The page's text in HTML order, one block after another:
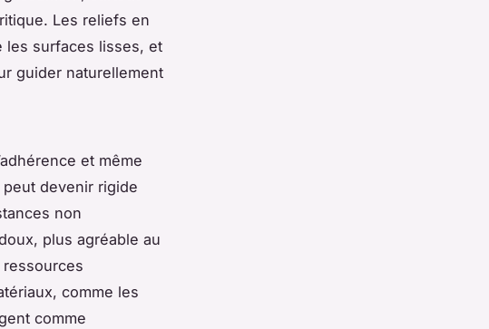
Les reliefs en
les surfaces lisses, et
guider naturellement
et même
peut devenir rigide
non
plus agréable au
comme les
comme